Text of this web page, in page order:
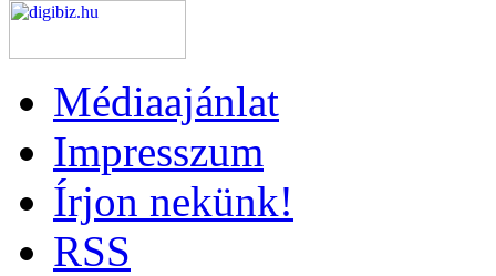
Médiaajánlat
Impresszum
Írjon nekünk!
RSS